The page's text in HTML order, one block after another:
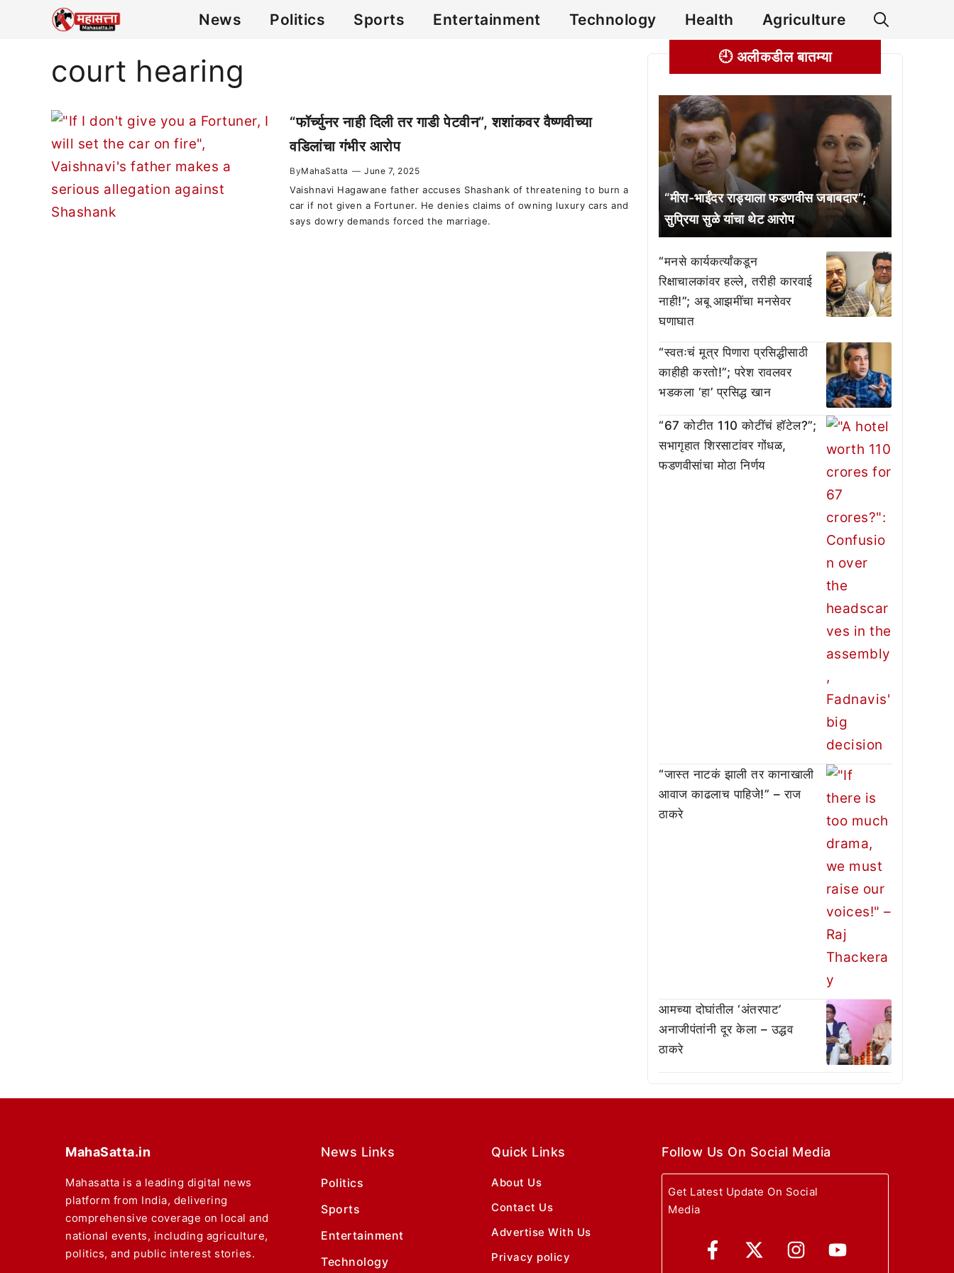
News Politics Sports Entertainment Technology Health Agriculture
court hearing
“फॉर्च्युनर नाही दिली तर गाडी पेटवीन”, शशांकवर वैष्णवीच्या
वडिलांचा गंभीर आरोप
ByMahaSatta — June 7, 2025
Vaishnavi Hagawane father accuses Shashank of threatening to burn a
car if not given a Fortuner. He denies claims of owning luxury cars and
says dowry demands forced the marriage.
🕘 अलीकडील बातम्या
“मीरा-भाईंदर राड्याला फडणवीस जबाबदार”;
सुप्रिया सुळे यांचा थेट आरोप
“मनसे कार्यकर्त्यांकडून
रिक्षाचालकांवर हल्ले, तरीही कारवाई
नाही!”; अबू आझमींचा मनसेवर
घणाघात
“स्वतःचं मूत्र पिणारा प्रसिद्धीसाठी
काहीही करतो!”; परेश रावलवर
भडकला ‘हा’ प्रसिद्ध खान
“67 कोटीत 110 कोटींचं हॉटेल?”;
सभागृहात शिरसाटांवर गोंधळ,
फडणवीसांचा मोठा निर्णय
“जास्त नाटकं झाली तर कानाखाली
आवाज काढलाच पाहिजे!” – राज
ठाकरे
आमच्या दोघांतील ‘अंतरपाट’
अनाजीपंतांनी दूर केला – उद्धव
ठाकरे
MahaSatta.in
Mahasatta is a leading digital news
platform from India, delivering
comprehensive coverage on local and
national events, including agriculture,
politics, and public interest stories.
News Links
Politics
Sports
Entertainment
Technology
Quick Links
About Us
Contact Us
Advertise With Us
Privacy policy
Follow Us On Social Media
Get Latest Update On Social
Media